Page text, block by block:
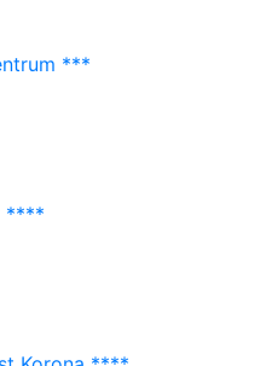
***
****